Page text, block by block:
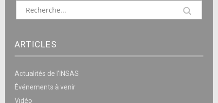
ARTICLES
Actualités de l’INSAS
Événements à venir
Vidéo